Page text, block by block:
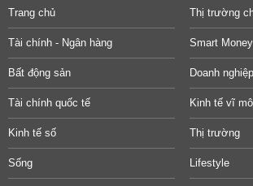
Trang chủ Thị trường
Tài chính - Ngân hàng Smart Money
Bất động sản Doanh nghiệp
Tài chính quốc tế Kinh tế vĩ
Kinh tế số Thị trường
Sống Lifestyle